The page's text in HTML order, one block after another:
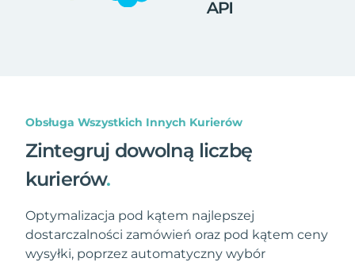
Obsługa Wszystkich Innych Kurierów
Zintegruj dowolną liczbę
kurierów.
Optymalizacja pod kątem najlepszej
dostarczalności zamówień oraz pod kątem ceny
wysyłki, poprzez automatyczny wybór